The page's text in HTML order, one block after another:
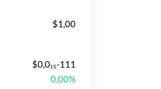
$1,00
$0,0₁₅-111
0,00%